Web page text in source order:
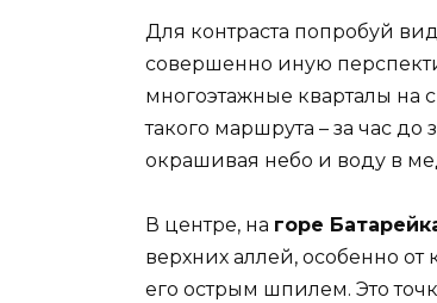
Для контраста попробуй
совершенно иную
многоэтажные кварталы на
такого маршрута – за час до
окрашивая небо и воду в
В центре, на горе
верхних аллей, особенно
его острым шпилем. Это